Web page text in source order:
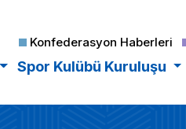
Konfederasyon Haberleri
Spor Kulübü Kuruluşu